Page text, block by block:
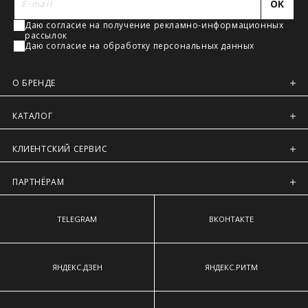
OK
Даю согласие на получение рекламно-информационных
рассылок
Даю согласие на обработку персональных данных
О БРЕНДЕ
КАТАЛОГ
КЛИЕНТСКИЙ СЕРВИС
ПАРТНЁРАМ
TELEGRAM ВКОНТАКТЕ
ЯНДЕКС.ДЗЕН ЯНДЕКС.РИТМ
наиболее выступающим точкам ягодиц.
Регионы России, Московская обл., Ленинградская обл.
Предварительно на сайте через платежную систему
Intellect Money.